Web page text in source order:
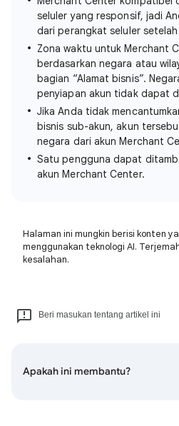
seluler yang responsif, jadi
dari perangkat seluler
Zona waktu untuk Merchant
berdasarkan negara atau
bagian “Alamat bisnis”.
penyiapan akun tidak dapat
Jika Anda tidak
bisnis sub-akun, akun
negara dari akun Merchant
Satu pengguna dapat
akun Merchant Center.
Halaman ini mungkin berisi konten
menggunakan teknologi AI.
kesalahan.
Beri masukan tentang artikel ini
Apakah ini membantu?